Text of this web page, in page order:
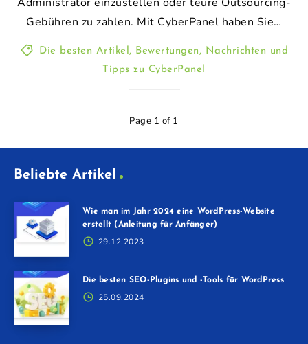
Gebühren zu zahlen. Mit CyberPanel haben Sie…
Die besten Artikel, Bewertungen, Nachrichten und
Tipps zu CyberPanel
Page 1 of 1
Beliebte Artikel
Wie man im Jahr 2024 eine WordPress-Website
erstellt (Anleitung für Anfänger)
29.12.2023
Die besten SEO-Plugins und -Tools für WordPress
25.09.2024